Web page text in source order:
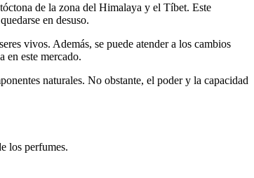
de la zona del Himalaya y el Tíbet. Este
en desuso.
vivos. Además, se puede atender a los cambios
en este mercado.
naturales. No obstante, el poder y la capacidad
los perfumes.